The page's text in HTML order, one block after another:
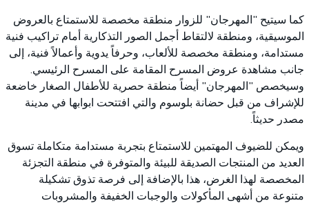
كما سيتيح "المهرجان" للزوار منطقة مخصصة للاستمتاع بالعروض
الموسيقية، ومنطقة لالتقاط أجمل الصور التذكارية أمام تراكيب فنية
مستدامة، ومنطقة مخصصة للألعاب، وحرفاً يدوية وأعمالاً فنية، إلى
جانب مشاهدة عروض المسرح المقامة على المسرح الرئيسي.
وسيخصص "المهرجان" أيضاً منطقة حصرية للأطفال الصغار خاضعة
للإشراف من قبل حضانة بلوسوم والتي افتتحت ابوابها في مدينة
مصدر حديثاً.
ويمكن للضيوف المهتمين للاستمتاع بتجربة مستدامة متكاملة تسوق
العديد من المنتجات الصديقة للبيئة والمتوفرة في منطقة التجزئة
المخصصة لهذا الغرض، هذا بالإضافة إلى فرصة تذوق تشكيلة
متنوعة من أشهى المأكولات والوجبات الخفيفة والمشروبات